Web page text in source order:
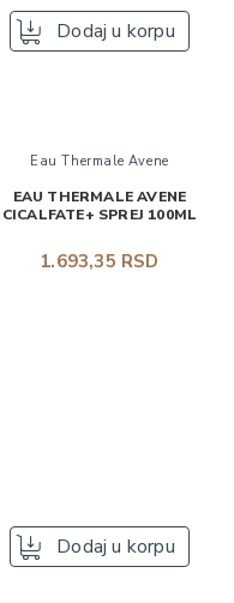
Dodaj u korpu
Eau Thermale Avene
EAU THERMALE AVENE
CICALFATE+ SPREJ 100ML
1.693,35 RSD
Dodaj u korpu